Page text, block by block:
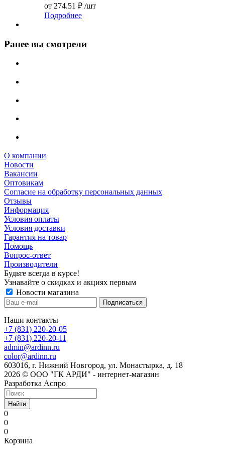
от 274.51 ₽ /шт
Подробнее
Ранее вы смотрели
О компании
Новости
Вакансии
Оптовикам
Cогласие на обработку персональных данных
Отзывы
Информация
Условия оплаты
Условия доставки
Гарантия на товар
Помощь
Вопрос-ответ
Производители
Будьте всегда в курсе!
Узнавайте о скидках и акциях первым
Новости магазина
Наши контакты
+7 (831) 220-20-05
+7 (831) 220-20-11
admin@ardinn.ru
color@ardinn.ru
603016, г. Нижний Новгород, ул. Монастырка, д. 18
2026 © ООО "ГК АРДИ" - интернет-магазин
Разработка Аспро
Найти
0
0
0
Корзина